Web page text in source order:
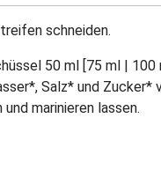
schneiden.
50 ml [75 ml |
Salz* und Zucker*
marinieren lassen.